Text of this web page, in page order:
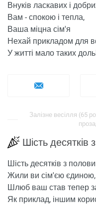
Внуків ласкавих і
Вам - спокою і тепла,
Ваша міцна сім'я
Нехай прикладом для
У житті мало таких
Залізне весілля (65
Шість
Шість десятків з
Жили ви сім'єю єдиною,
Шлюб ваш став тепер
Як приклад, іншим